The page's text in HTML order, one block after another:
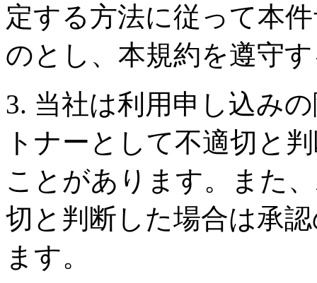
定する方法に従って本
のとし、本規約を遵守
3. 当社は利用申し込み
トナーとして不適切と
ことがあります。また
切と判断した場合は承
ます。